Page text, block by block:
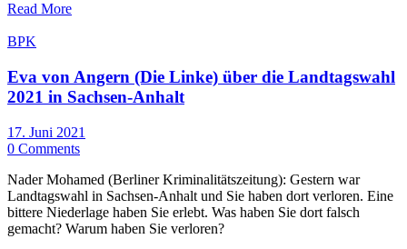
Read More
BPK
Eva von Angern (Die Linke) über die Landtagswahl
2021 in Sachsen-Anhalt
17. Juni 2021
0 Comments
Nader Mohamed (Berliner Kriminalitätszeitung): Gestern war
Landtagswahl in Sachsen-Anhalt und Sie haben dort verloren. Eine
bittere Niederlage haben Sie erlebt. Was haben Sie dort falsch
gemacht? Warum haben Sie verloren?